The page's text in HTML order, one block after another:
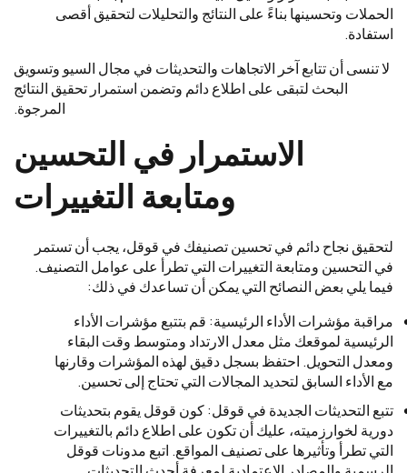
الحملات وتحسينها بناءً على النتائج والتحليلات لتحقيق أقصى
استفادة.
لا تنسى أن تتابع آخر الاتجاهات والتحديثات في مجال السيو وتسويق
البحث لتبقى على اطلاع دائم وتضمن استمرار تحقيق النتائج
المرجوة.
الاستمرار في التحسين
ومتابعة التغييرات
لتحقيق نجاح دائم في تحسين تصنيفك في قوقل، يجب أن تستمر
في التحسين ومتابعة التغييرات التي تطرأ على عوامل التصنيف.
فيما يلي بعض النصائح التي يمكن أن تساعدك في ذلك:
مراقبة مؤشرات الأداء الرئيسية: قم بتتبع مؤشرات الأداء
الرئيسية لموقعك مثل معدل الارتداد ومتوسط وقت البقاء
ومعدل التحويل. احتفظ بسجل دقيق لهذه المؤشرات وقارنها
مع الأداء السابق لتحديد المجالات التي تحتاج إلى تحسين.
تتبع التحديثات الجديدة في قوقل: كون قوقل يقوم بتحديثات
دورية لخوارزميته، عليك أن تكون على اطلاع دائم بالتغييرات
التي تطرأ وتأثيرها على تصنيف المواقع. اتبع مدونات قوقل